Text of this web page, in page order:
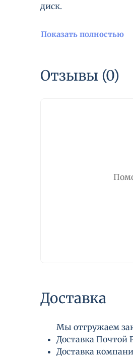
диск.
Показать полностью
Отзывы (0)
Доставка
Мы отгружаем
Доставка Почтой
Доставка